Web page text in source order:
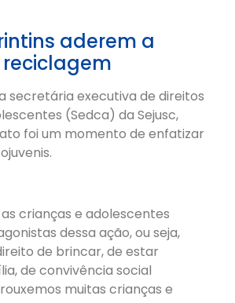
aderem a
secretária executiva de direitos
(Sedca) da Sejusc,
ato foi um momento de enfatizar
crianças e adolescentes
dessa ação, ou seja,
de brincar, de estar
de convivência social
muitas crianças e